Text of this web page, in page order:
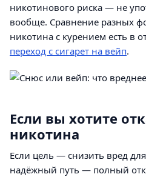
никотинового риска — не
вообще. Сравнение разных
никотина с курением есть в
переход с сигарет на вейп.
Если вы хотите
никотина
Если цель — снизить вред
надёжный путь — полный